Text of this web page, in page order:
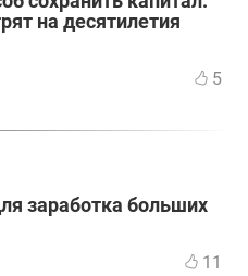
на десятилетия
5
заработка больших
11